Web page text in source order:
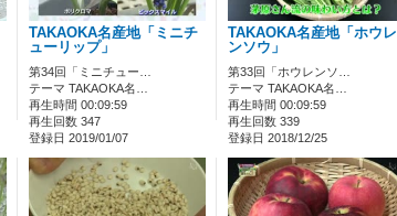
TAKAOKA名産地「ミニチ
ューリップ」
第34回「ミニチュー…
テーマ TAKAOKA名…
再生時間 00:09:59
再生回数 347
登録日 2019/01/07
TAKAOKA名産地「ホウレ
ンソウ」
第33回「ホウレンソ…
テーマ TAKAOKA名…
再生時間 00:09:59
再生回数 339
登録日 2018/12/25